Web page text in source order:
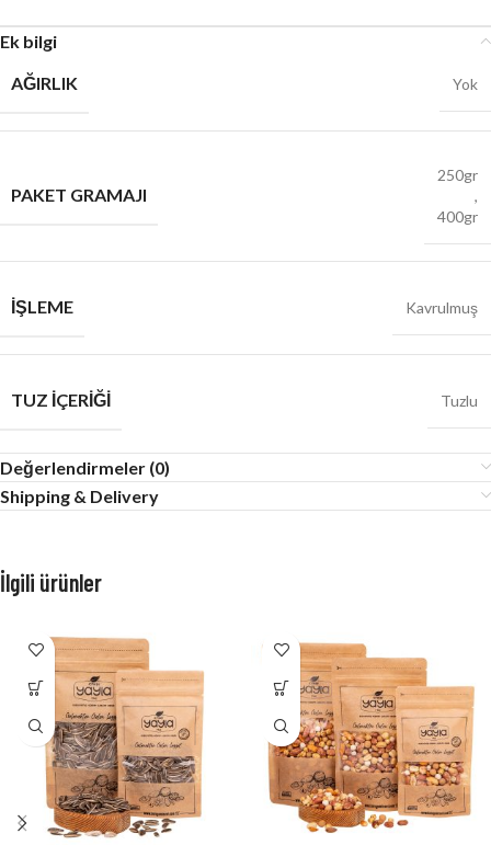
Ek bilgi
AĞIRLIK
Yok
PAKET GRAMAJI
250gr
,
400gr
İŞLEME Kavrulmuş
TUZ İÇERIĞI Tuzlu
Değerlendirmeler (0)
Shipping & Delivery
İlgili ürünler